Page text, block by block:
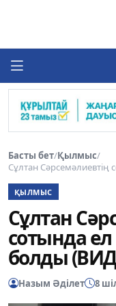
Басты бет/Қылмыс/
Сұлтан Сәрсемәлиевтің
ҚЫЛМЫС
Сұлтан
сотында
болды
Назым Әділет 8